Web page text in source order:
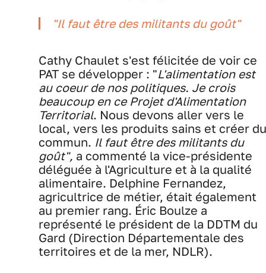
"Il faut être des militants du goût"
Cathy Chaulet s'est félicitée de voir ce
PAT se développer : "L'alimentation est
au coeur de nos politiques. Je crois
beaucoup en ce Projet d'Alimentation
Territorial. Nous devons aller vers le
local, vers les produits sains et créer du
commun. Il faut être des militants du
goût", a commenté la vice-présidente
déléguée à l'Agriculture et à la qualité
alimentaire. Delphine Fernandez,
agricultrice de métier, était également
au premier rang. Éric Boulze a
représenté le président de la DDTM du
Gard (Direction Départementale des
territoires et de la mer, NDLR).